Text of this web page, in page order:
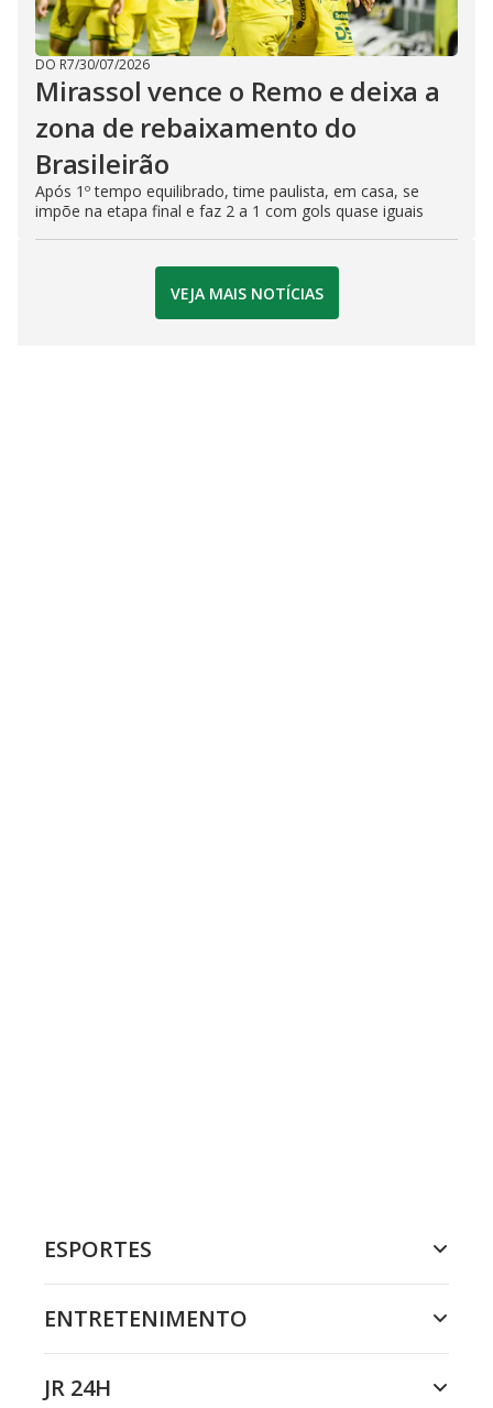
DO R7/30/07/2026
Mirassol vence o Remo e deixa a
zona de rebaixamento do
Brasileirão
Após 1º tempo equilibrado, time paulista, em casa, se
impõe na etapa final e faz 2 a 1 com gols quase iguais
VEJA MAIS NOTÍCIAS
ESPORTES
ENTRETENIMENTO
JR 24H